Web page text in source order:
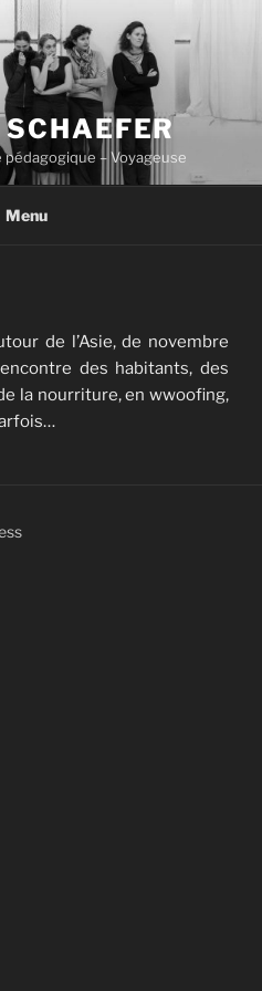
– Voyageuse
Menu
de l’Asie, de novembre
des habitants, des
la nourriture, en wwoofing,